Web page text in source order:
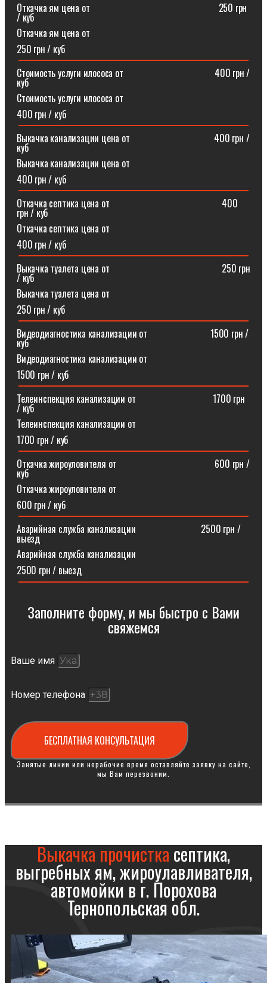
Откачка ям цена от ⠀⠀⠀⠀⠀⠀⠀⠀⠀⠀⠀⠀⠀⠀⠀⠀⠀⠀250 грн
/ куб
Откачка ям цена от
250 грн / куб
Стоимость услуги илососа от⠀⠀⠀⠀⠀⠀⠀⠀⠀⠀⠀⠀⠀400 грн /
куб
Стоимость услуги илососа от
400 грн / куб
Выкачка канализации цена от⠀⠀⠀⠀⠀⠀⠀⠀⠀⠀⠀⠀400 грн /
куб
Выкачка канализации цена от
400 грн / куб
Откачка септика цена от⠀⠀⠀⠀⠀⠀⠀⠀⠀⠀⠀⠀⠀⠀⠀⠀400
грн / куб
Откачка септика цена от
400 грн / куб
Выкачка туалета цена от⠀⠀⠀⠀⠀⠀⠀⠀⠀⠀⠀⠀⠀⠀⠀⠀250 грн
/ куб
Выкачка туалета цена от
250 грн / куб
Видеодиагностика канализации от⠀⠀⠀⠀⠀⠀⠀⠀⠀1500 грн /
куб
Видеодиагностика канализации от
1500 грн / куб
Телеинспекция канализации от⠀⠀⠀⠀⠀⠀⠀⠀⠀⠀⠀1700 грн
/ куб
Телеинспекция канализации от
1700 грн / куб
Откачка жироуловителя от⠀⠀⠀⠀⠀⠀⠀⠀⠀⠀⠀⠀⠀⠀600 грн /
куб
Откачка жироуловителя от
600 грн / куб
Аварийная служба канализации ⠀⠀⠀⠀⠀⠀⠀⠀⠀2500 грн /
выезд
Аварийная служба канализации
2500 грн / выезд
Заполните форму, и мы быстро с Вами
свяжемся​
Ваше имя
Номер телефона
БЕСПЛАТНАЯ КОНСУЛЬТАЦИЯ
Занятые линии или нерабочие время оставляйте заявку на сайте,
мы Вам перезвоним.
Выкачка прочисткасептика,
выгребных ям, жироулавливателя,
автомойки в г. Порохова
Тернопольская обл.